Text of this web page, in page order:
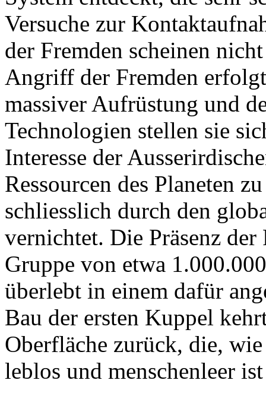
Versuche zur
der Fremden scheinen
Angriff der Fremden
massiver Aufrüstung und
Technologien stellen sie
Interesse der
Ressourcen des Planeten
schliesslich durch den
vernichtet. Die Präsenz
Gruppe von etwa
überlebt in einem dafür
Bau der ersten Kuppel
Oberfläche zurück, die,
leblos und menschenleer